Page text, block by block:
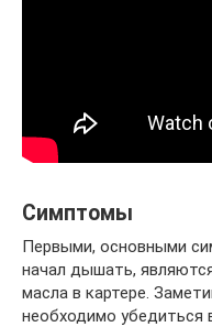
Симптомы
Первыми, основными
начал дышать,
масла в картере.
необходимо убедиться